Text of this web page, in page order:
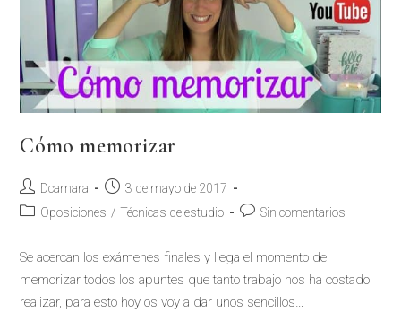
Cómo memorizar
Dcamara
3 de mayo de 2017
Oposiciones / Técnicas de estudio Sin comentarios
Se acercan los exámenes finales y llega el momento de
memorizar todos los apuntes que tanto trabajo nos ha costado
realizar, para esto hoy os voy a dar unos sencillos…